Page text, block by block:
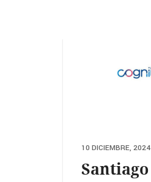
10 DICIEMBRE, 2024
Santiago